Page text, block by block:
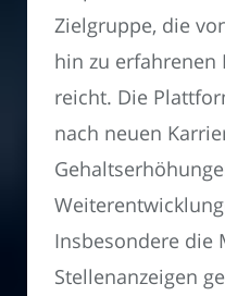
Zielgruppe, die
hin zu erfahrenen
reicht. Die
nach neuen
Insbesondere die
Stellenanzeigen